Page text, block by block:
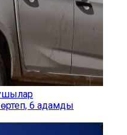
6 адамды